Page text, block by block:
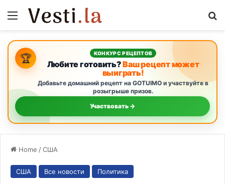
Menu
🏆 КОНКУРС РЕЦЕПТОВ
Любите готовить?Ваш рецепт может
выиграть!
Добавьте домашний рецепт на GOTUIMO и участвуйте в
розыгрыше призов.
Участвовать →
Home /США
США Все новости Политика